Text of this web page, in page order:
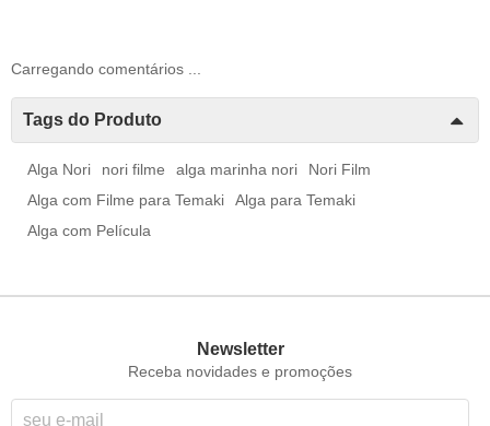
Carregando comentários ...
Tags do Produto
Alga Nori nori filme alga marinha nori
Nori Film
Alga com Filme para Temaki
Alga para Temaki
Alga com Película
Newsletter
Receba novidades e promoções